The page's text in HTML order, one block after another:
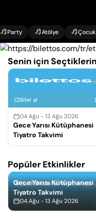
Party Atölye
Senin için
Bilet al
04 Ağu - 13 Ağu 2026
Gece Yarısı Kütüphanesi
Tiyatro Takvimi
Popüler Etkinlikler
Bilet al
04 Ağu - 13 Ağu 2026
Gece Yarısı Kütüphanesi
Tiyatro Takvimi